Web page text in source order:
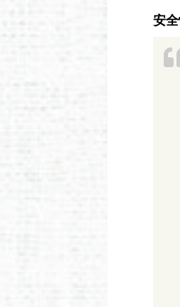
安